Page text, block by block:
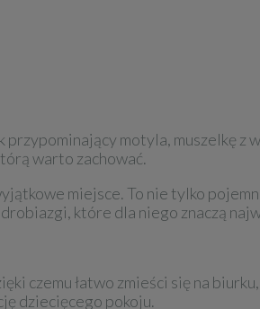
motyla, muszelkę z
warto zachować.
miejsce. To nie tylko
które dla niego znaczą
czemu łatwo zmieści się na
dziecięcego pokoju.